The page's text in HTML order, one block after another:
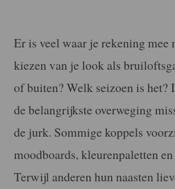
Er is veel waar je rekening mee
kiezen van je look als
of buiten? Welk seizoen is het?
de belangrijkste overweging
de jurk. Sommige koppels
moodboards, kleurenpaletten
Terwijl anderen hun naasten